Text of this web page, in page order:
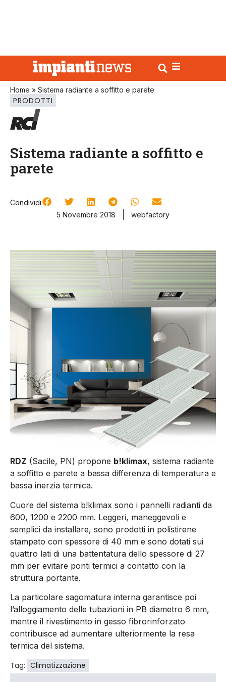
Home » Sistema radiante a soffitto e parete
PRODOTTI
Sistema radiante a soffitto e
parete
Condividi
5 Novembre 2018
webfactory
RDZ (Sacile, PN) propone b!klimax, sistema radiante
a soffitto e parete a bassa differenza di temperatura e
bassa inerzia termica.
Cuore del sistema b!klimax sono i pannelli radianti da
600, 1200 e 2200 mm. Leggeri, maneggevoli e
semplici da installare, sono prodotti in polistirene
stampato con spessore di 40 mm e sono dotati sui
quattro lati di una battentatura dello spessore di 27
mm per evitare ponti termici a contatto con la
struttura portante.
La particolare sagomatura interna garantisce poi
l’alloggiamento delle tubazioni in PB diametro 6 mm,
mentre il rivestimento in gesso fibrorinforzato
contribuisce ad aumentare ulteriormente la resa
termica del sistema.
Tag: Climatizzazione